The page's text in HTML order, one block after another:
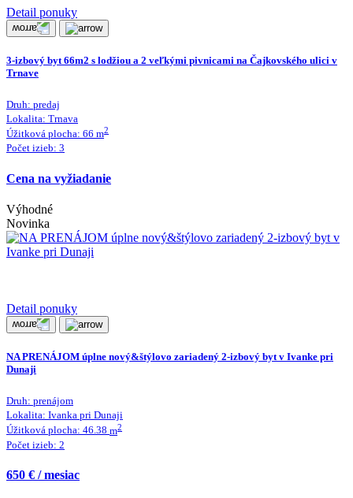
Detail ponuky
3-izbový byt 66m2 s lodžiou a 2 veľkými pivnicami na Čajkovského ulici v
Trnave
Druh: predaj
Lokalita: Trnava
Úžitková plocha: 66 m2
Počet izieb: 3
Cena na vyžiadanie
Výhodné
Novinka
Detail ponuky
NA PRENÁJOM úplne nový&štýlovo zariadený 2-izbový byt v Ivanke pri
Dunaji
Druh: prenájom
Lokalita: Ivanka pri Dunaji
Úžitková plocha: 46.38 m2
Počet izieb: 2
650 € / mesiac